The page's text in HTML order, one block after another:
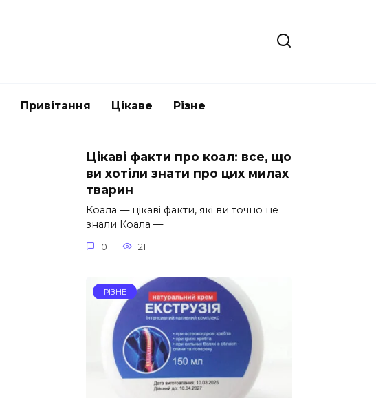
Привітання Цікаве Різне
Цікаві факти про коал: все, що
ви хотіли знати про цих милах
тварин
Коала — цікаві факти, які ви точно не
знали Коала —
0 21
РІЗНЕ